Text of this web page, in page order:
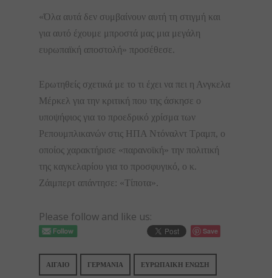
«Όλα αυτά δεν συμβαίνουν αυτή τη στιγμή και
για αυτό έχουμε μπροστά μας μια μεγάλη
ευρωπαϊκή αποστολή» προσέθεσε.
Ερωτηθείς σχετικά με το τι έχει να πει η Ανγκελα
Μέρκελ για την κριτική που της άσκησε ο
υποψήφιος για το προεδρικό χρίσμα των
Ρεπουμπλικανών στις ΗΠΑ Ντόναλντ Τραμπ, ο
οποίος χαρακτήρισε «παρανοϊκή» την πολιτική
της καγκελαρίου για το προσφυγικό, ο κ.
Ζάιμπερτ απάντησε: «Τίποτα».
Please follow and like us:
Save
ΑΙΓΑΙΟ ΓΕΡΜΑΝΙΑ ΕΥΡΩΠΑΙΚΗ ΕΝΩΣΗ